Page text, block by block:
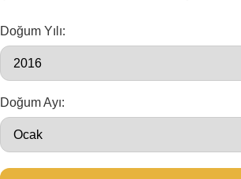
Doğum Yılı:
Doğum Ayı: